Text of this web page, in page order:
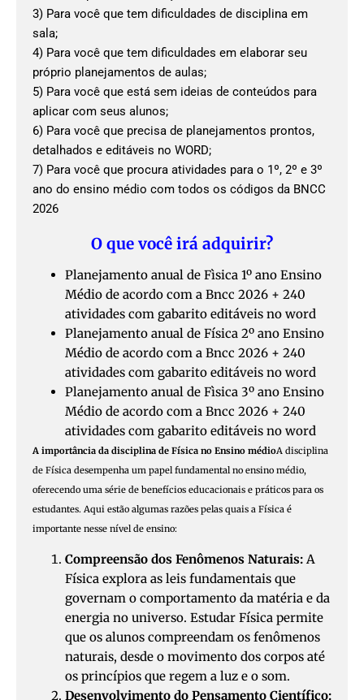
3) Para você que tem dificuldades de disciplina em
sala;
4) Para você que tem dificuldades em elaborar seu
próprio planejamentos de aulas;
5) Para você que está sem ideias de conteúdos para
aplicar com seus alunos;
6) Para você que precisa de planejamentos prontos,
detalhados e editáveis no WORD;
7) Para você que procura atividades para o 1º, 2º e 3º
ano do ensino médio com todos os códigos da BNCC
2026
O que você irá adquirir?
Planejamento anual de Fìsica 1º ano Ensino
Médio de acordo com a Bncc 2026 + 240
atividades com gabarito editáveis no word
Planejamento anual de Física 2º ano Ensino
Médio de acordo com a Bncc 2026 + 240
atividades com gabarito editáveis no word
Planejamento anual de Fìsica 3º ano Ensino
Médio de acordo com a Bncc 2026 + 240
atividades com gabarito editáveis no word
A importância da disciplina de Física no Ensino médioA disciplina
de Física desempenha um papel fundamental no ensino médio,
oferecendo uma série de benefícios educacionais e práticos para os
estudantes. Aqui estão algumas razões pelas quais a Física é
importante nesse nível de ensino:
Compreensão dos Fenômenos Naturais: A
Física explora as leis fundamentais que
governam o comportamento da matéria e da
energia no universo. Estudar Física permite
que os alunos compreendam os fenômenos
naturais, desde o movimento dos corpos até
os princípios que regem a luz e o som.
Desenvolvimento do Pensamento Científico: